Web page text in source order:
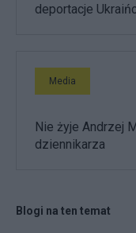
deportacje
Media
Nie żyje Andrzej
dziennikarza
Blogi na ten temat